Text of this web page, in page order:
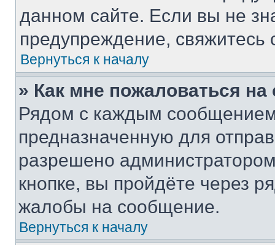
данном сайте. Если вы не
предупреждение,
Вернуться к началу
» Как мне пожаловаться
Рядом с каждым сообщением
предназначенную для
разрешено
кнопке, вы пройдёте через
жалобы на сообщение.
Вернуться к началу